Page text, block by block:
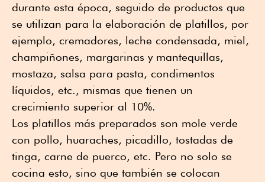
durante esta época, seguido de productos que
se utilizan para la elaboración de platillos, por
ejemplo, cremadores, leche condensada, miel,
champiñones, margarinas y mantequillas,
mostaza, salsa para pasta, condimentos
líquidos, etc., mismas que tienen un
crecimiento superior al 10%.
Los platillos más preparados son mole verde
con pollo, huaraches, picadillo, tostadas de
tinga, carne de puerco, etc. Pero no solo se
cocina esto, sino que también se colocan